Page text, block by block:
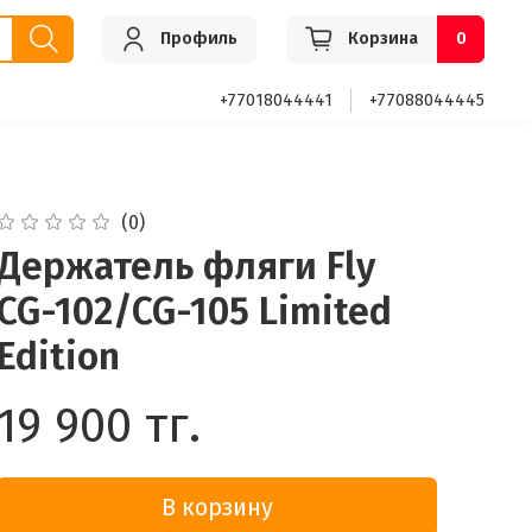
Профиль Корзина 0
+77018044441 +77088044445
(0)
фляги Fly
102/CG-105 Limited
900 тг.
В корзину